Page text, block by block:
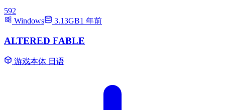
592
Windows
3.13GB1 年前
ALTERED FABLE
游戏本体 日语